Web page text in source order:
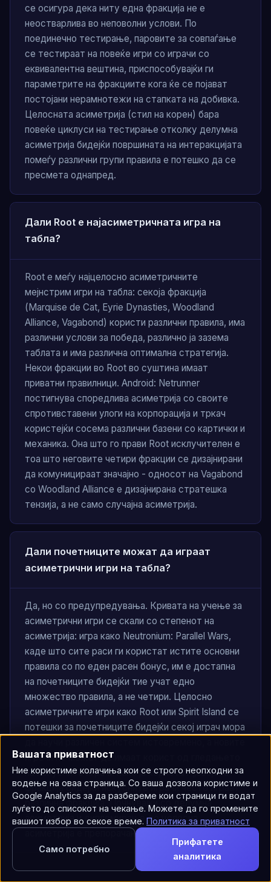
се осигура дека ниту една фракција не е
неостварлива во неповолни услови. По
поединечно тестирање, паровите за совпаѓање
се тестираат на повеќе игри со играчи со
еквивалентна вештина, приспособувајќи ги
параметрите на фракциите кога ќе се појават
постојани нерамнотежи на стапката на добивка.
Целосната асиметрија (стил на корен) бара
повеќе циклуси на тестирање отколку делумна
асиметрија бидејќи површината на интеракцијата
помеѓу различни групи правила е потешко да се
пресмета однапред.
Дали Root е најасиметричната игра на
табла?
Root е меѓу најцелосно асиметричните
мејнстрим игри на табла: секоја фракција
(Marquise de Cat, Eyrie Dynasties, Woodland
Alliance, Vagabond) користи различни правила, има
различни услови за победа, различно ја зазема
таблата и има различна оптимална стратегија.
Некои фракции во Root во суштина имаат
приватни правилници. Android: Netrunner
постигнува споредлива асиметрија со своите
спротивставени улоги на корпорација и тркач
користејќи сосема различни базени со картички и
механика. Она што го прави Root исклучителен е
тоа што неговите четири фракции се дизајнирани
да комуницираат значајно - односот на Vagabond
со Woodland Alliance е дизајнирана стратешка
тензија, а не само случајна асиметрија.
Дали почетниците можат да играат
асиметрични игри на табла?
Да, но со предупредувања. Кривата на учење за
асиметрични игри се скали со степенот на
асиметрија: игра како Neutronium: Parallel Wars,
каде што сите раси ги користат истите основни
правила со по еден расен бонус, им е достапна
на почетниците бидејќи тие учат едно
множество правила, а не четири. Целосно
асиметричните игри како Root или Spirit Island се
потешки за почетниците бидејќи секој играч мора
играчи не можат да имаат корист од гледањето
на искусните играчи како ја користат „својата“
фракција бидејќи искусните играчи често играат
различна фракција. Почнувајќи со делумна
асиметрија и дипломирање до целосна
асиметрија е препорачаниот пат за учење.
Вашата приватност
Ние користиме колачиња кои се строго неопходни за
водење на оваа страница. Со ваша дозвола користиме и
Google Analytics за да разбереме кои страници ги водат
луѓето до списокот на чекање. Можете да го промените
вашиот избор во секое време. Политика за приватност
Само потребно
Прифатете
аналитика